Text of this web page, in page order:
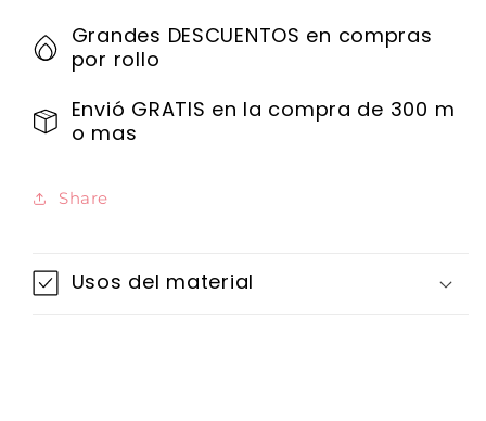
Grandes DESCUENTOS en compras
por rollo
Envió GRATIS en la compra de 300 m
o mas
Share
Usos del material